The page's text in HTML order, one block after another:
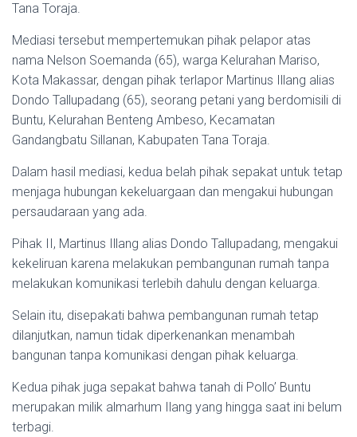
Tana Toraja.
Mediasi tersebut mempertemukan pihak pelapor atas
nama Nelson Soemanda (65), warga Kelurahan Mariso,
Kota Makassar, dengan pihak terlapor Martinus Illang alias
Dondo Tallupadang (65), seorang petani yang berdomisili di
Buntu, Kelurahan Benteng Ambeso, Kecamatan
Gandangbatu Sillanan, Kabupaten Tana Toraja.
Dalam hasil mediasi, kedua belah pihak sepakat untuk tetap
menjaga hubungan kekeluargaan dan mengakui hubungan
persaudaraan yang ada.
Pihak II, Martinus Illang alias Dondo Tallupadang, mengakui
kekeliruan karena melakukan pembangunan rumah tanpa
melakukan komunikasi terlebih dahulu dengan keluarga.
Selain itu, disepakati bahwa pembangunan rumah tetap
dilanjutkan, namun tidak diperkenankan menambah
bangunan tanpa komunikasi dengan pihak keluarga.
Kedua pihak juga sepakat bahwa tanah di Pollo’ Buntu
merupakan milik almarhum Ilang yang hingga saat ini belum
terbagi.